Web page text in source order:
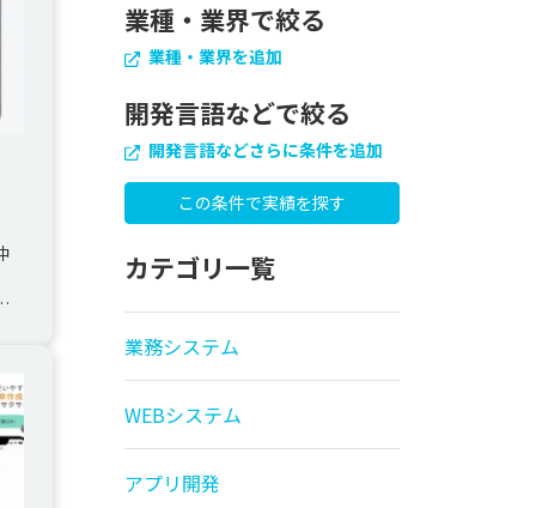
業種・業界で絞る
業種・業界を追加
開発言語などで絞る
開発言語などさらに条件を追加
カテゴリ一覧
業務システム
WEBシステム
アプリ開発